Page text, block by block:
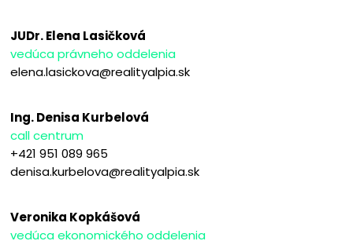
JUDr. Elena Lasičková
vedúca právneho oddelenia
elena.lasickova@realityalpia.sk
Ing. Denisa Kurbelová
call centrum
+421 951 089 965
denisa.kurbelova@realityalpia.sk
Veronika Kopkášová
vedúca ekonomického oddelenia